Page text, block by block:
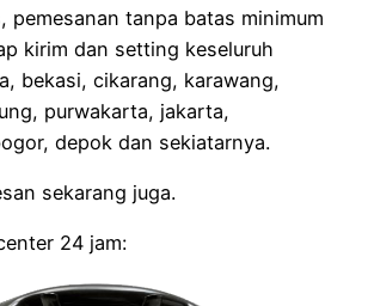
pemesanan tanpa batas minimum
kirim dan setting keseluruh
bekasi, cikarang, karawang,
purwakarta, jakarta,
depok dan sekiatarnya.
sekarang juga.
24 jam: